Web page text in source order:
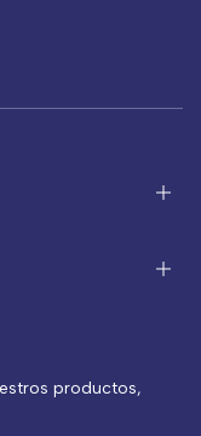
productos,